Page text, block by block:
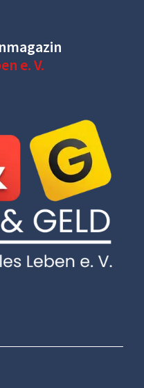
e. V.